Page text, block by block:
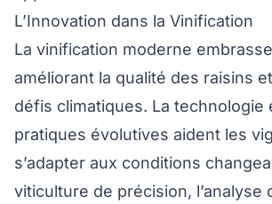
L’Innovation dans la Vinification
La vinification moderne
améliorant la qualité des raisins
défis climatiques. La technologie
pratiques évolutives aident les
s’adapter aux conditions
viticulture de précision, l’analyse